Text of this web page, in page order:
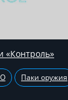
«Контроль»
Паки оружия